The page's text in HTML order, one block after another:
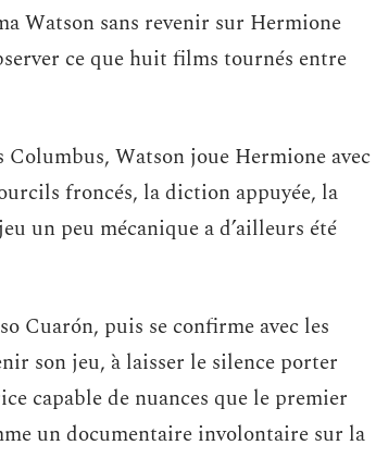
Watson sans revenir sur Hermione
ce que huit films tournés entre
Watson joue Hermione avec
froncés, la diction appuyée, la
un peu mécanique a d’ailleurs été
Cuarón, puis se confirme avec les
son jeu, à laisser le silence porter
capable de nuances que le premier
un documentaire involontaire sur la